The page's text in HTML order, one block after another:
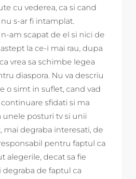
cu vederea, ca si cand
s-ar fi intamplat.
n-am scapat de el si nici de
la ce-i mai rau, dupa
vrea sa schimbe legea
diaspora. Nu va descriu
o simt in suflet, cand vad
sfidati si ma
unele posturi tv si unii
mai degraba interesati, de
pentru faptul ca
alegerile, decat sa fie
degraba de faptul ca